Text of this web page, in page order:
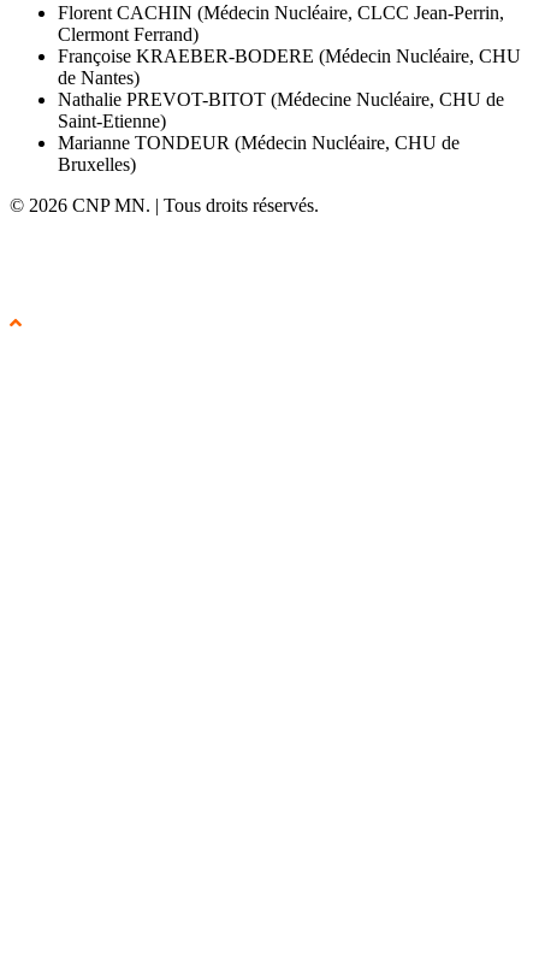
Florent CACHIN (Médecin Nucléaire, CLCC Jean-Perrin,
Clermont Ferrand)
Françoise KRAEBER-BODERE (Médecin Nucléaire, CHU
de Nantes)
Nathalie PREVOT-BITOT (Médecine Nucléaire, CHU de
Saint-Etienne)
Marianne TONDEUR (Médecin Nucléaire, CHU de
Bruxelles)
© 2026 CNP MN. | Tous droits réservés.